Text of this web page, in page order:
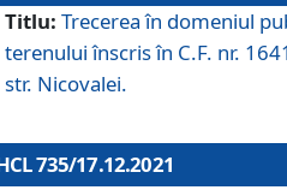
Titlu: Trecerea în domeniul
terenului înscris în C.F. nr.
str. Nicovalei.
735/17.12.2021